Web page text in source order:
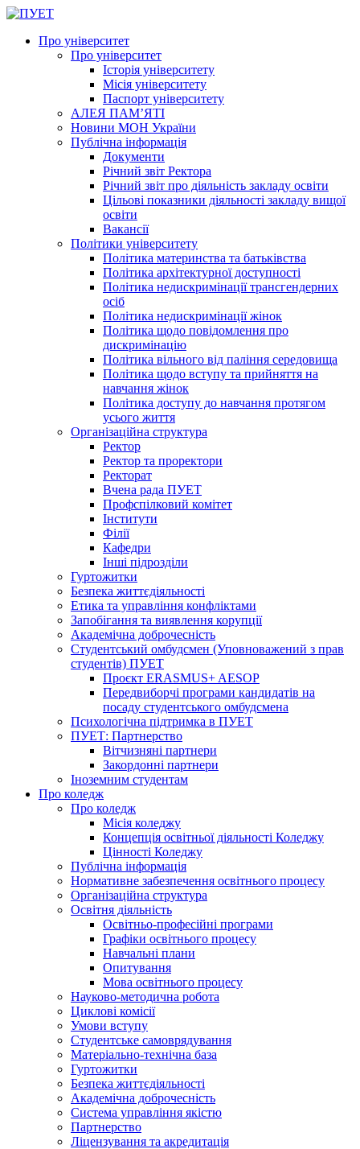
Про університет
Про університет
Історія університету
Місія університету
Паспорт університету
АЛЕЯ ПАМ’ЯТІ
Новини МОН України
Публічна інформація
Документи
Річний звіт Ректора
Річний звіт про діяльність закладу освіти
Цільові показники діяльності закладу вищої
освіти
Вакансії
Політики університету
Політика материнства та батьківства
Політика архітектурної доступності
Політика недискримінації трансгендерних
осіб
Політика недискримінації жінок
Політика щодо повідомлення про
дискримінацію
Політика вільного від паління середовища
Політика щодо вступу та прийняття на
навчання жінок
Політика доступу до навчання протягом
усього життя
Організаційна структура
Ректор
Ректор та проректори
Ректорат
Вчена рада ПУЕТ
Профспілковий комітет
Інститути
Філії
Кафедри
Інші підрозділи
Гуртожитки
Безпека життєдіяльності
Етика та управління конфліктами
Запобігання та виявлення корупції
Академічна доброчесність
Студентський омбудсмен (Уповноважений з прав
студентів) ПУЕТ
Проєкт ERASMUS+ AESOP
Передвиборчі програми кандидатів на
посаду студентського омбудсмена
Психологічна підтримка в ПУЕТ
ПУЕТ: Партнерство
Вітчизняні партнери
Закордонні партнери
Іноземним студентам
Про коледж
Про коледж
Місія коледжу
Концепція освітньої діяльності Коледжу
Цінності Коледжу
Публічна інформація
Нормативне забезпечення освітнього процесу
Організаційна структура
Освітня діяльність
Освітньо-професійні програми
Графіки освітнього процесу
Навчальні плани
Опитування
Мова освітнього процесу
Науково-методична робота
Циклові комісії
Умови вступу
Студентське самоврядування
Матеріально-технічна база
Гуртожитки
Безпека життєдіяльності
Академічна доброчесність
Система управління якістю
Партнерство
Ліцензування та акредитація